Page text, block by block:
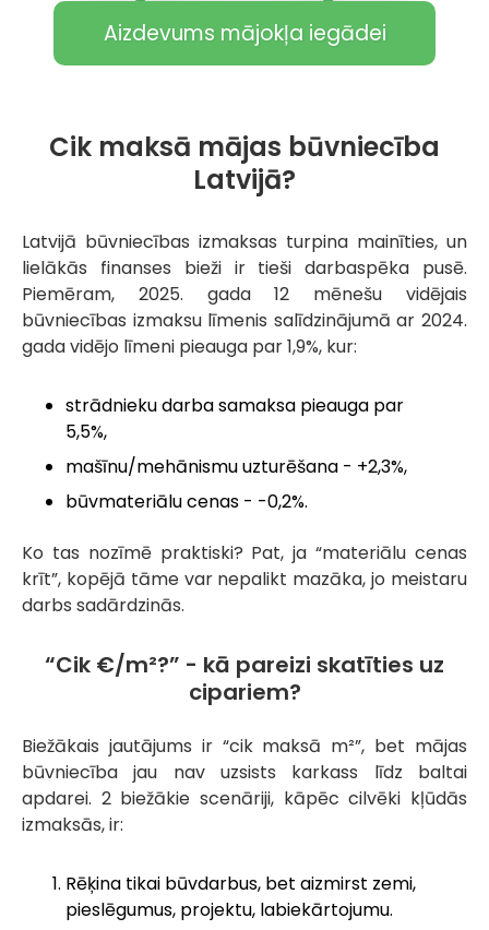
Aizdevums mājokļa iegādei
Cik maksā mājas būvniecība
Latvijā?
Latvijā būvniecības izmaksas turpina mainīties, un
lielākās finanses bieži ir tieši darbaspēka pusē.
Piemēram, 2025. gada 12 mēnešu vidējais
būvniecības izmaksu līmenis salīdzinājumā ar 2024.
gada vidējo līmeni pieauga par 1,9%, kur:
strādnieku darba samaksa pieauga par
5,5%,
mašīnu/mehānismu uzturēšana - +2,3%,
būvmateriālu cenas - -0,2%.
Ko tas nozīmē praktiski? Pat, ja “materiālu cenas
krīt”, kopējā tāme var nepalikt mazāka, jo meistaru
darbs sadārdzinās.
“Cik €/m²?” - kā pareizi skatīties uz
cipariem?
Biežākais jautājums ir “cik maksā m²”, bet mājas
būvniecība jau nav uzsists karkass līdz baltai
apdarei. 2 biežākie scenāriji, kāpēc cilvēki kļūdās
izmaksās, ir:
Rēķina tikai būvdarbus, bet aizmirst zemi,
pieslēgumus, projektu, labiekārtojumu.